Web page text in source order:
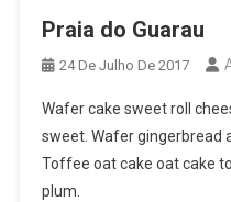
Praia do Guarau
24 De Julho De 2017
Wafer cake sweet roll
sweet. Wafer gingerbread
Toffee oat cake oat cake
plum.